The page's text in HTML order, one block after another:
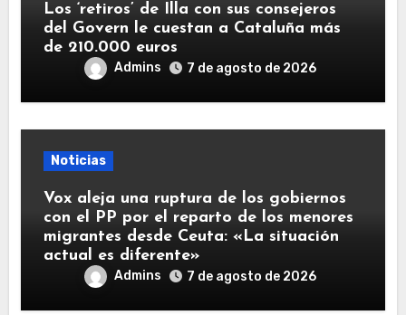
Los ‘retiros’ de Illa con sus consejeros
del Govern le cuestan a Cataluña más
de 210.000 euros
Admins 7 de agosto de 2026
Noticias
Vox aleja una ruptura de los gobiernos
con el PP por el reparto de los menores
migrantes desde Ceuta: «La situación
actual es diferente»
Admins 7 de agosto de 2026